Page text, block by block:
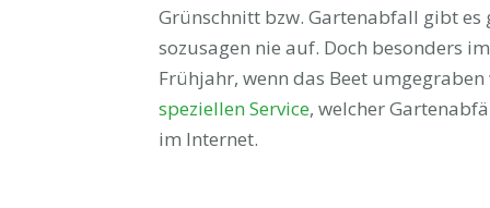
Grünschnitt bzw. Gartenabfall gibt
sozusagen nie auf. Doch besonders
Frühjahr, wenn das Beet
speziellen Service, welcher
im Internet.